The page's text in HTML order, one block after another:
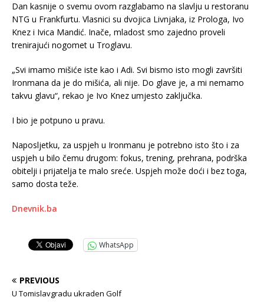
Dan kasnije o svemu ovom razglabamo na slavlju u restoranu
NTG u Frankfurtu. Vlasnici su dvojica Livnjaka, iz Prologa, Ivo
Knez i Ivica Mandić. Inače, mladost smo zajedno proveli
trenirajući nogomet u Troglavu.
„Svi imamo mišiće iste kao i Adi. Svi bismo isto mogli završiti
Ironmana da je do mišića, ali nije. Do glave je, a mi nemamo
takvu glavu“, rekao je Ivo Knez umjesto zaključka.
I bio je potpuno u pravu.
Naposljetku, za uspjeh u Ironmanu je potrebno isto što i za
uspjeh u bilo čemu drugom: fokus, trening, prehrana, podrška
obitelji i prijatelja te malo sreće. Uspjeh može doći i bez toga,
samo dosta teže.
Dnevnik.ba
WhatsApp
PREVIOUS
U Tomislavgradu ukraden Golf